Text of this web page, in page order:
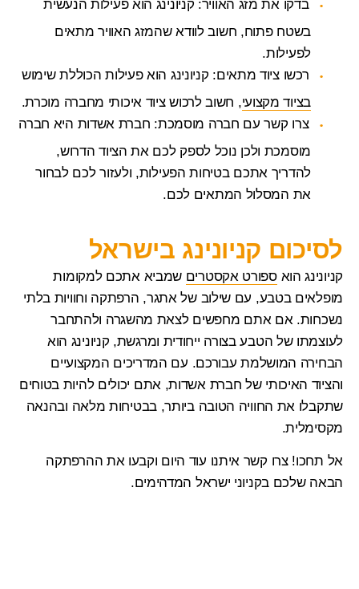
בדקו את מזג האוויר: קניונינג הוא פעילות הנעשית
בשטח פתוח, חשוב לוודא שהמזג האוויר מתאים
לפעילות.
רכשו ציוד מתאים: קניונינג הוא פעילות הכוללת שימוש
בציוד מקצועי, חשוב לרכוש ציוד איכותי מחברה מוכרת.
צרו קשר עם חברה מוסמכת: חברת אשדות היא חברה
מוסמכת ולכן נוכל לספק לכם את הציוד הדרוש,
להדריך אתכם בטיחות הפעילות, ולעזור לכם לבחור
את המסלול המתאים לכם.
לסיכום קניונינג בישראל
קניונינג הואספורט אקסטרים שמביא אתכם למקומות
מופלאים בטבע, עם שילוב של אתגר, הרפתקה וחוויות בלתי
נשכחות. אם אתם מחפשים לצאת מהשגרה ולהתחבר
לעוצמתו של הטבע בצורה ייחודית ומרגשת, קניונינג הוא
הבחירה המושלמת עבורכם. עם המדריכים המקצועיים
והציוד האיכותי של חברת אשדות, אתם יכולים להיות בטוחים
שתקבלו את החוויה הטובה ביותר, בבטיחות מלאה ובהנאה
מקסימלית.
אל תחכו! צרו קשר איתנו עוד היום וקבעו את ההרפתקה
הבאה שלכם בקניוני ישראל המדהימים.